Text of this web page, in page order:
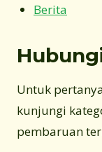
Berita
Untuk
kunjungi
pembaruan